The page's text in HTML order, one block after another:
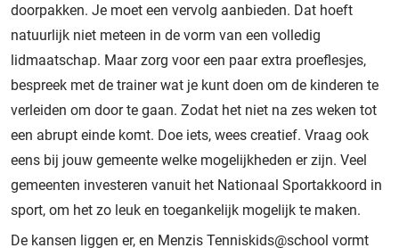
doorpakken. Je moet een vervolg aanbieden. Dat hoeft
natuurlijk niet meteen in de vorm van een volledig
lidmaatschap. Maar zorg voor een paar extra proeflesjes,
bespreek met de trainer wat je kunt doen om de kinderen te
verleiden om door te gaan. Zodat het niet na zes weken tot
een abrupt einde komt. Doe iets, wees creatief. Vraag ook
eens bij jouw gemeente welke mogelijkheden er zijn. Veel
gemeenten investeren vanuit het Nationaal Sportakkoord in
sport, om het zo leuk en toegankelijk mogelijk te maken.
De kansen liggen er, en Menzis Tenniskids@school vormt